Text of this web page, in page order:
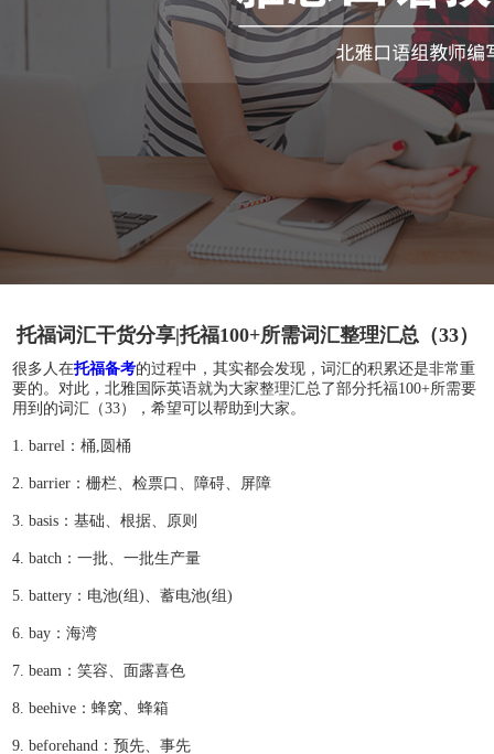
托福词汇干货分享|托福100+所需词汇整理汇总（33）
很多人在托福备考的过程中，其实都会发现，词汇的积累还是非常重
要的。对此，北雅国际英语就为大家整理汇总了部分托福100+所需要
用到的词汇（33），希望可以帮助到大家。
1. barrel：桶,圆桶
2. barrier：栅栏、检票口、障碍、屏障
3. basis：基础、根据、原则
4. batch：一批、一批生产量
5. battery：电池(组)、蓄电池(组)
6. bay：海湾
7. beam：笑容、面露喜色
8. beehive：蜂窝、蜂箱
9. beforehand：预先、事先